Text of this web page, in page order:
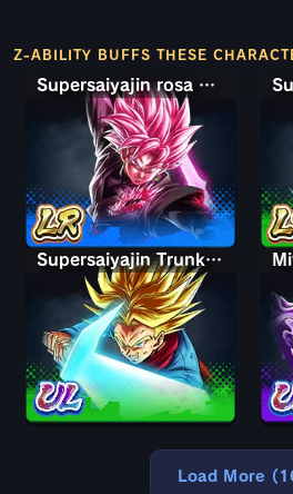
Z-ABILITY BUFFS THESE
Supersaiyajin rosa ultra supervillano Goku Oscuro
Supersaiyajin Trunks joven
Load More